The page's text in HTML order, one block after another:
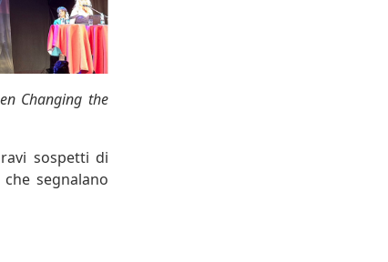
Changing the
sospetti di
segnalano